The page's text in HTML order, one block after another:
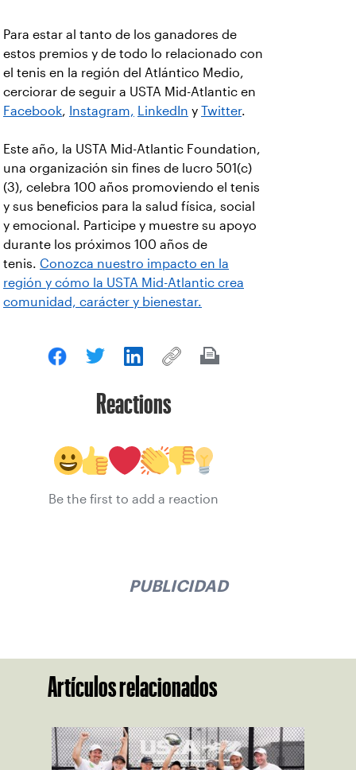
Para estar al tanto de los ganadores de
estos premios y de todo lo relacionado con
el tenis en la región del Atlántico Medio,
cerciorar de seguir a USTA Mid-Atlantic en
Facebook, Instagram, LinkedIn y Twitter.
Este año, la USTA Mid-Atlantic Foundation,
una organización sin fines de lucro 501(c)
(3), celebra 100 años promoviendo el tenis
y sus beneficios para la salud física, social
y emocional. Participe y muestre su apoyo
durante los próximos 100 años de
tenis. Conozca nuestro impacto en la
región y cómo la USTA Mid-Atlantic crea
comunidad, carácter y bienestar.
Reactions
Be the first to add a reaction
PUBLICIDAD
Artículos relacionados